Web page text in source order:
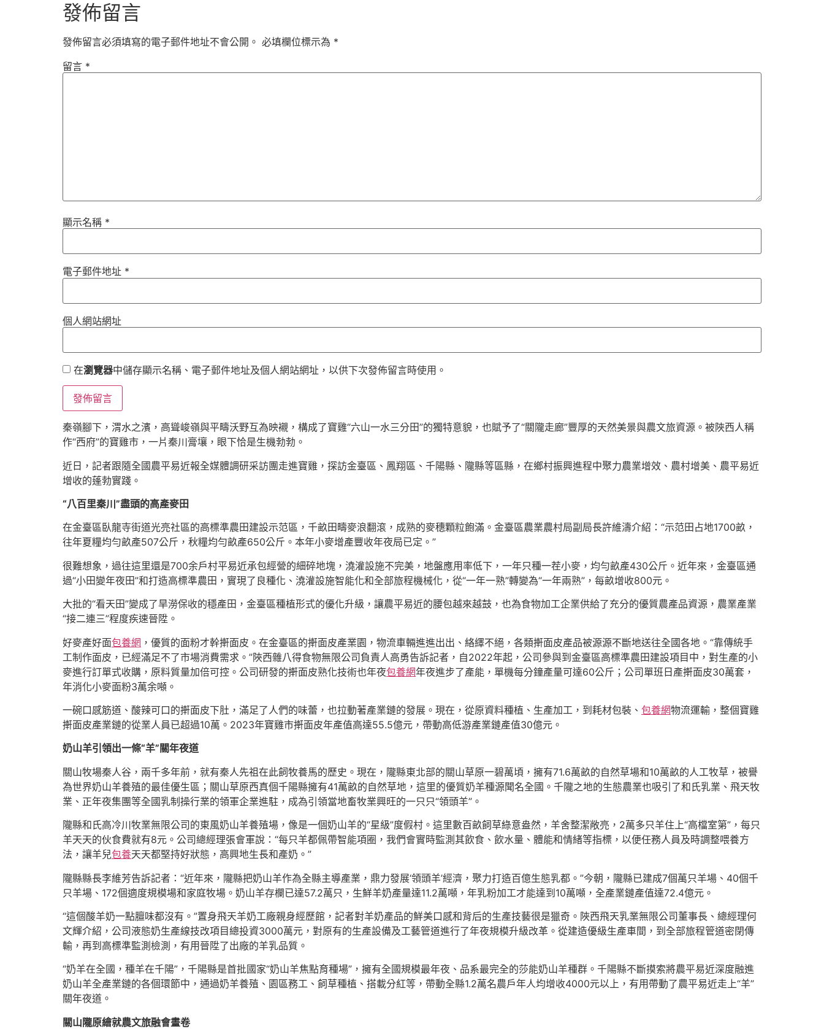
發佈留言
發佈留言必須填寫的電子郵件地址不會公開。 必填欄位標示為 *
留言 *
顯示名稱 *
電子郵件地址 *
個人網站網址
在瀏覽器中儲存顯示名稱、電子郵件地址及個人網站網址，以供下次發佈留言時使用。
秦嶺腳下，渭水之濱，高聳峻嶺與平疇沃野互為映襯，構成了寶雞“六山一水三分田”的獨特意貌，也賦予了“關隴走廊”豐厚的天然美景與農文旅資源。被陜西人稱
作“西府”的寶雞市，一片秦川膏壤，眼下恰是生機勃勃。
近日，記者跟隨全國農平易近報全媒體調研采訪團走進寶雞，探訪金臺區、鳳翔區、千陽縣、隴縣等區縣，在鄉村振興進程中聚力農業增效、農村增美、農平易近
增收的蓬勃實踐。
“八百里秦川”盡頭的高產麥田
在金臺區臥龍寺街道光亮社區的高標準農田建設示范區，千畝田疇麥浪翻滾，成熟的麥穗顆粒飽滿。金臺區農業農村局副局長許維濤介紹：“示范田占地1700畝，
往年夏糧均勻畝產507公斤，秋糧均勻畝產650公斤。本年小麥增產豐收年夜局已定。”
很難想象，過往這里還是700余戶村平易近承包經營的細碎地塊，澆灌設施不完美，地盤應用率低下，一年只種一茬小麥，均勻畝產430公斤。近年來，金臺區通
過“小田變年夜田”和打造高標準農田，實現了良種化、澆灌設施智能化和全部旅程機械化，從“一年一熟”轉變為“一年兩熟”，每畝增收800元。
大批的“看天田”變成了旱澇保收的穩產田，金臺區種植形式的優化升級，讓農平易近的腰包越來越鼓，也為食物加工企業供給了充分的優質農產品資源，農業產業
“接二連三”程度疾速晉陞。
好麥產好面包養網 ，優質的面粉才幹搟面皮。在金臺區的搟面皮產業園，物流車輛進進出出、絡繹不絕，各類搟面皮產品被源源不斷地送往全國各地。“靠傳統手
工制作面皮，已經滿足不了市場消費需求。”陜西雜八得食物無限公司負責人高勇告訴記者，自2022年起，公司參與到金臺區高標準農田建設項目中，對生產的小
麥進行訂單式收購，原料質量加倍可控。公司研發的搟面皮熟化技術也年夜包養網年夜進步了產能，單機每分鐘產量可達60公斤；公司單班日產搟面皮30萬套，
年消化小麥面粉3萬余噸。
一碗口感筋道、酸辣可口的搟面皮下肚，滿足了人們的味蕾，也拉動著產業鏈的發展。現在，從原資料種植、生產加工，到耗材包裝、 包養網物流運輸，整個寶雞
搟面皮產業鏈的從業人員已超過10萬。2023年寶雞市搟面皮年產值高達55.5億元，帶動高低游產業鏈產值30億元。
奶山羊引領出一條“羊”關年夜道
關山牧場秦人谷，兩千多年前，就有秦人先祖在此飼牧養馬的歷史。現在，隴縣東北部的關山草原一碧萬頃，擁有71.6萬畝的自然草場和10萬畝的人工牧草，被譽
為世界奶山羊養殖的最佳優生區；關山草原西真個千陽縣擁有41萬畝的自然草地，這里的優質奶羊種源聞名全國。千隴之地的生態農業也吸引了和氏乳業、飛天牧
業、正年夜集團等全國乳制操行業的領軍企業進駐，成為引領當地畜牧業興旺的一只只“領頭羊”。
隴縣和氏高冷川牧業無限公司的東風奶山羊養殖場，像是一個奶山羊的“星級”度假村。這里數百畝飼草綠意盎然，羊舍整潔敞亮，2萬多只羊住上“高檔室第”，每只
羊天天的伙食費就有8元。公司總經理張會軍說：“每只羊都佩帶智能項圈，我們會實時監測其飲食、飲水量、體能和情緒等指標，以便任務人員及時調整喂養方
法，讓羊兒包養天天都堅持好狀態，高興地生長和產奶。”
隴縣縣長李維芳告訴記者：“近年來，隴縣把奶山羊作為全縣主導產業，鼎力發展‘領頭羊’經濟，聚力打造百億生態乳都。”今朝，隴縣已建成7個萬只羊場、40個千
只羊場、172個適度規模場和家庭牧場。奶山羊存欄已達57.2萬只，生鮮羊奶產量達11.2萬噸，年乳粉加工才能達到10萬噸，全產業鏈產值達72.4億元。
“這個酸羊奶一點膻味都沒有。”置身飛天羊奶工廠親身經歷館，記者對羊奶產品的鮮美口感和背后的生產技藝很是獵奇。陜西飛天乳業無限公司董事長、總經理何
文輝介紹，公司液態奶生產線技改項目總投資3000萬元，對原有的生產設備及工藝管道進行了年夜規模升級改革。從建造優級生產車間，到全部旅程管道密閉傳
輸，再到高標準監測檢測，有用晉陞了出廠的羊乳品質。
“奶羊在全國，種羊在千陽”，千陽縣是首批國家“奶山羊焦點育種場”，擁有全國規模最年夜、品系最完全的莎能奶山羊種群。千陽縣不斷摸索將農平易近深度融進
奶山羊全產業鏈的各個環節中，通過奶羊養殖、園區務工、飼草種植、搭載分紅等，帶動全縣1.2萬名農戶年人均增收4000元以上，有用帶動了農平易近走上“羊”
關年夜道。
關山隴原繪就農文旅融會畫卷